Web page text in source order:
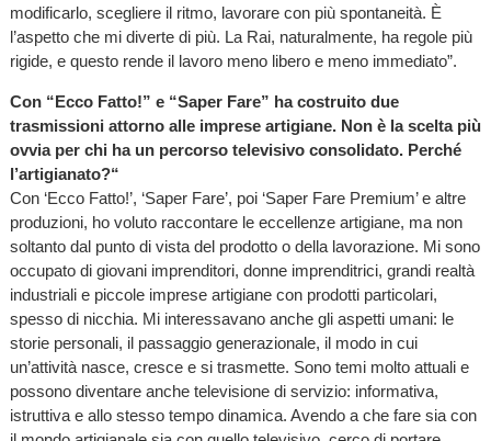
modificarlo, scegliere il ritmo, lavorare con più spontaneità. È
l’aspetto che mi diverte di più. La Rai, naturalmente, ha regole più
rigide, e questo rende il lavoro meno libero e meno immediato”.
Con “Ecco Fatto!” e “Saper Fare” ha costruito due
trasmissioni attorno alle imprese artigiane. Non è la scelta più
ovvia per chi ha un percorso televisivo consolidato. Perché
l’artigianato?“
Con ‘Ecco Fatto!’, ‘Saper Fare’, poi ‘Saper Fare Premium’ e altre
produzioni, ho voluto raccontare le eccellenze artigiane, ma non
soltanto dal punto di vista del prodotto o della lavorazione. Mi sono
occupato di giovani imprenditori, donne imprenditrici, grandi realtà
industriali e piccole imprese artigiane con prodotti particolari,
spesso di nicchia. Mi interessavano anche gli aspetti umani: le
storie personali, il passaggio generazionale, il modo in cui
un’attività nasce, cresce e si trasmette. Sono temi molto attuali e
possono diventare anche televisione di servizio: informativa,
istruttiva e allo stesso tempo dinamica. Avendo a che fare sia con